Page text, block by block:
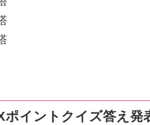
ポイントクイズ答え発